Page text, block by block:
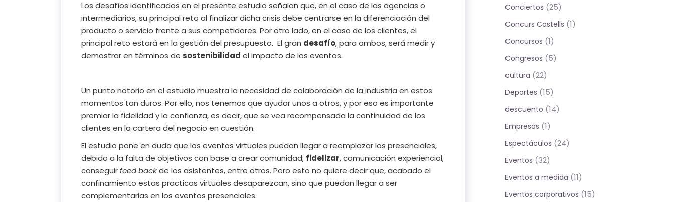
Los desafíos identificados en el presente estudio señalan que, en el caso de las agencias o
intermediarios, su principal reto al finalizar dicha crisis debe centrarse en la diferenciación del
producto o servicio frente a sus competidores. Por otro lado, en el caso de los clientes, el
principal reto estará en la gestión del presupuesto. El gran desafío, para ambos, será medir y
demostrar en términos de sostenibilidad el impacto de los eventos.
Un punto notorio en el estudio muestra la necesidad de colaboración de la industria en estos
momentos tan duros. Por ello, nos tenemos que ayudar unos a otros, y por eso es importante
premiar la fidelidad y la confianza, es decir, que se vea recompensada la continuidad de los
clientes en la cartera del negocio en cuestión.
El estudio pone en duda que los eventos virtuales puedan llegar a reemplazar los presenciales,
debido a la falta de objetivos con base a crear comunidad, fidelizar, comunicación experiencial,
conseguirfeed backde los asistentes, entre otros. Pero esto no quiere decir que, acabado el
confinamiento estas practicas virtuales desaparezcan, sino que puedan llegar a ser
complementarias en los eventos presenciales.
Conciertos (25)
Concurs Castells (1)
Concursos (1)
Congresos (5)
cultura (22)
Deportes (15)
descuento (14)
Empresas (1)
Espectáculos (24)
Eventos (32)
Eventos a medida (11)
Eventos corporativos (15)